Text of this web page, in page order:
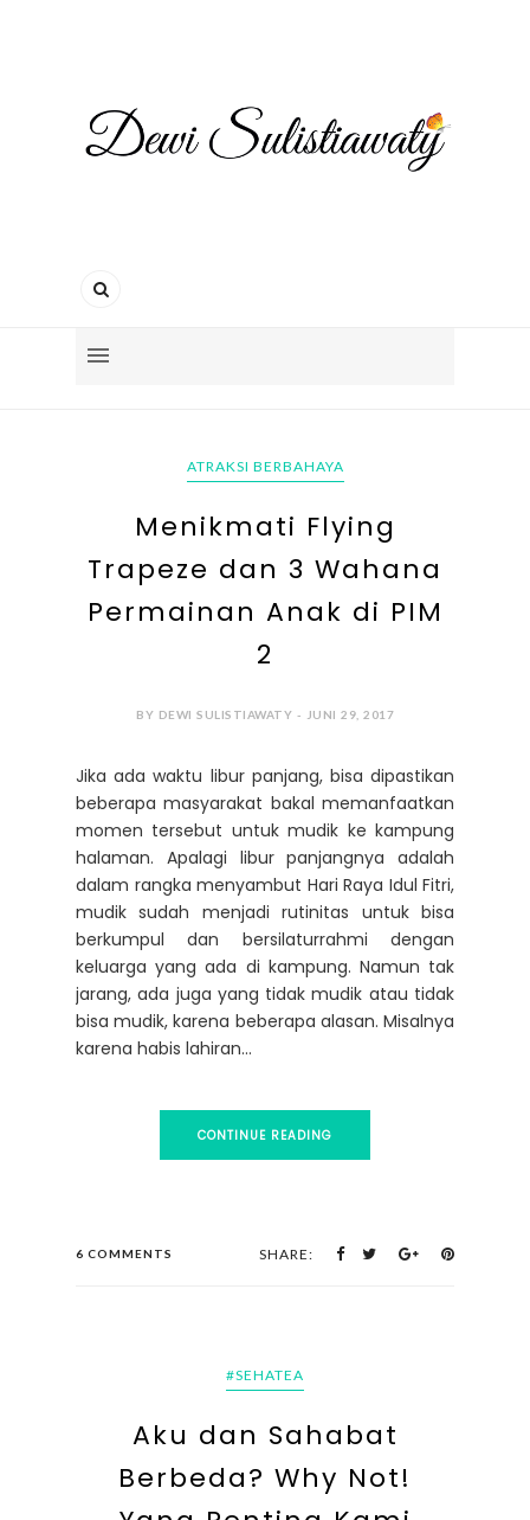
ATRAKSI BERBAHAYA
Menikmati Flying
Trapeze dan 3 Wahana
Permainan Anak di PIM
2
BY DEWI SULISTIAWATY - JUNI 29, 2017
Jika ada waktu libur panjang, bisa dipastikan
beberapa masyarakat bakal memanfaatkan
momen tersebut untuk mudik ke kampung
halaman. Apalagi libur panjangnya adalah
dalam rangka menyambut Hari Raya Idul Fitri,
mudik sudah menjadi rutinitas untuk bisa
berkumpul dan bersilaturrahmi dengan
keluarga yang ada di kampung. Namun tak
jarang, ada juga yang tidak mudik atau tidak
bisa mudik, karena beberapa alasan. Misalnya
karena habis lahiran...
CONTINUE READING
6 COMMENTS SHARE:
#SEHATEA
Aku dan Sahabat
Berbeda? Why Not!